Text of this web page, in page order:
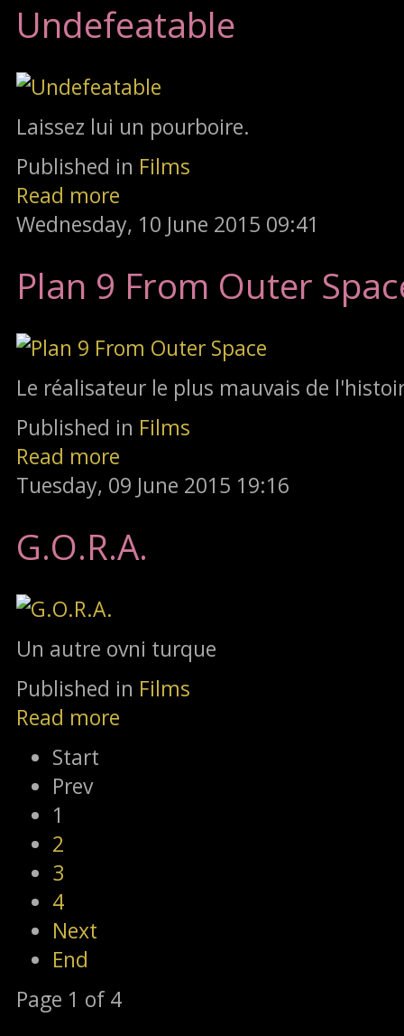
Undefeatable
Laissez lui un pourboire.
Published in Films
Read more
Wednesday, 10 June 2015 09:41
Plan 9 From Outer
Le réalisateur le plus mauvais de
Published in Films
Read more
Tuesday, 09 June 2015 19:16
G.O.R.A.
Un autre ovni turque
Published in Films
Read more
Start
Prev
1
2
3
4
Next
End
Page 1 of 4